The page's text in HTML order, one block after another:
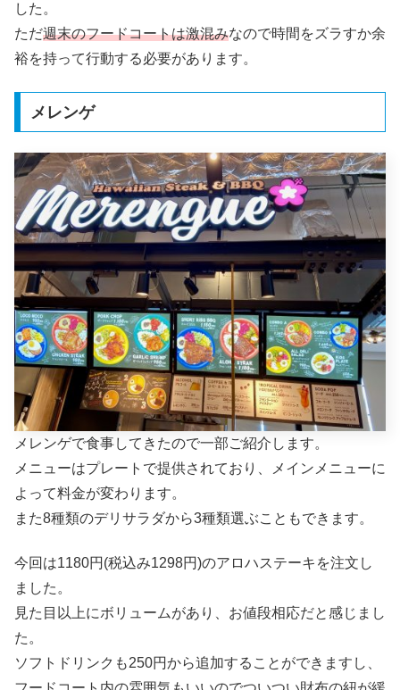
した。
ただ週末のフードコートは激混みなので時間をズラすか余
裕を持って行動する必要があります。
メレンゲ
メレンゲで食事してきたので一部ご紹介します。
メニューはプレートで提供されており、メインメニューに
よって料金が変わります。
また8種類のデリサラダから3種類選ぶこともできます。
今回は1180円(税込み1298円)のアロハステーキを注文し
ました。
見た目以上にボリュームがあり、お値段相応だと感じまし
た。
ソフトドリンクも250円から追加することができますし、